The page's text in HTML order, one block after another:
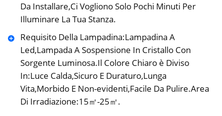
Da Installare,Ci Vogliono Solo Pochi Minuti Per
Illuminare La Tua Stanza.
Requisito Della Lampadina:Lampadina A
Led,Lampada A Sospensione In Cristallo Con
Sorgente Luminosa.Il Colore Chiaro è Diviso
In:Luce Calda,Sicuro E Duraturo,Lunga
Vita,Morbido E Non-evidenti,Facile Da Pulire.Area
Di Irradiazione:15㎡-25㎡.